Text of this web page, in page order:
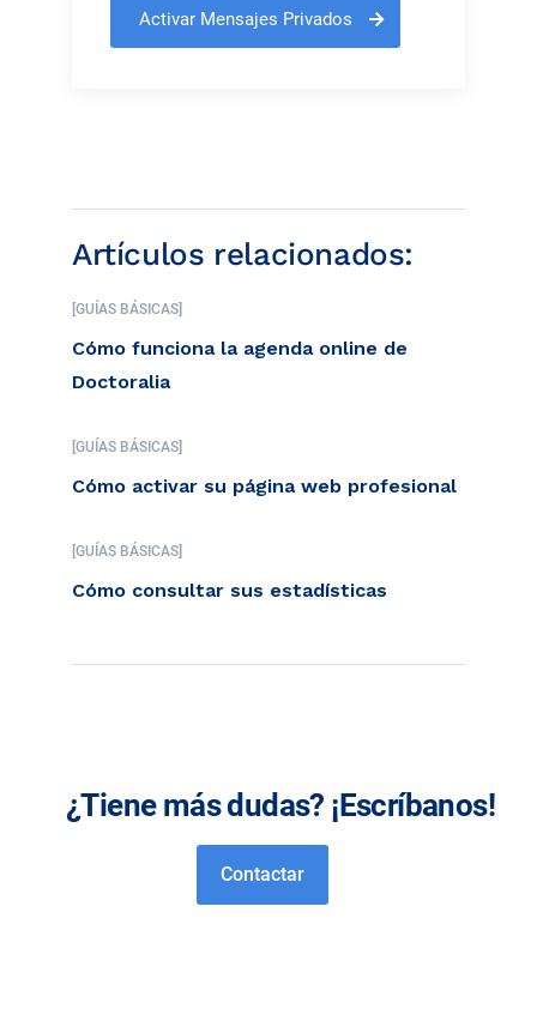
Activar Mensajes Privados
Artículos relacionados:
[GUÍAS BÁSICAS]
Cómo funciona la agenda online de
Doctoralia
[GUÍAS BÁSICAS]
Cómo activar su página web profesional
[GUÍAS BÁSICAS]
Cómo consultar sus estadísticas
¿Tiene más dudas? ¡Escríbanos!
Contactar